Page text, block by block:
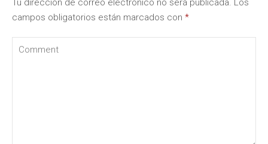
Tu dirección de correo electrónico no será publicada. Los
campos obligatorios están marcados con *